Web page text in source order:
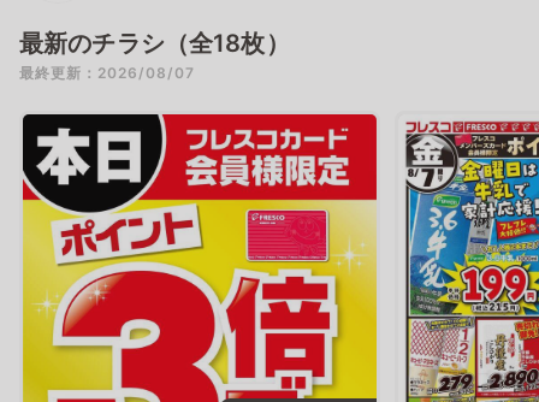
最新のチラシ（全18枚）
最終更新：2026/08/07